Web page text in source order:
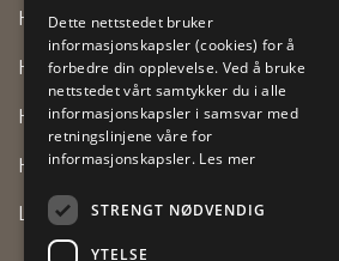
Harila Motor (Alta)
Harila Motor (Vadsø)
Harila Tromsø
Harila Vestre Jakobselv
Lexus Tromsø
Dette nettstedet bruker
informasjonskapsler (cookies) for å
forbedre din opplevelse. Ved å bruke
nettstedet vårt samtykker du i alle
informasjonskapsler i samsvar med
retningslinjene våre for
informasjonskapsler. Les mer
STRENGT NØDVENDIG
YTELSE